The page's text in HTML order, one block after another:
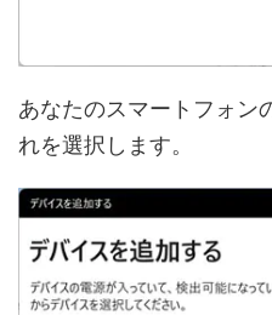
あなたのスマートフォン
れを選択します。